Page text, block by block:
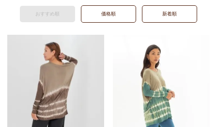
おすすめ順 価格順 新着順